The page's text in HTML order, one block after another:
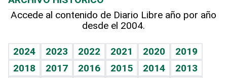
Hablando con el pediatra
Vida y familia
Eñe
Línea de hit
TBT Deportivo
Lecturas
Hecho en casa
Guía del dinero
Cumpleaños
Horóscopos
Juegos
Accede al contenido de Diario Libre año por año
desde el 2004.
2024 2023 2022 2021 2020
2019
2018
2017 2016 2015 2014
2013